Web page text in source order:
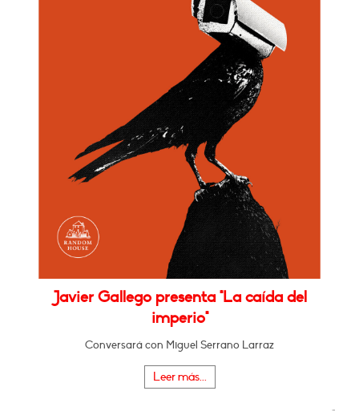
Javier Gallego presenta "La caída del
imperio"
Conversará con Miguel Serrano Larraz
Leer más...